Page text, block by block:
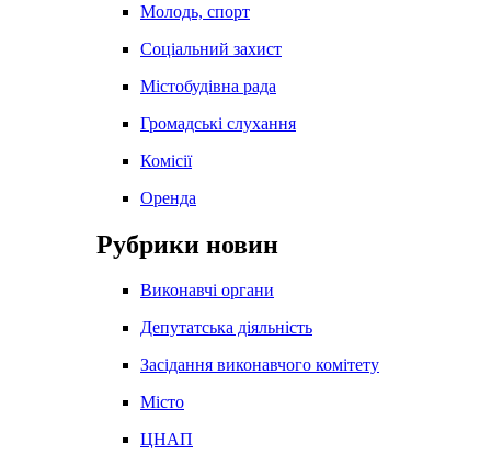
Молодь, спорт
Соціальний захист
Містобудівна рада
Громадські слухання
Комісії
Оренда
Рубрики новин
Виконавчі органи
Депутатська діяльність
Засідання виконавчого комітету
Місто
ЦНАП